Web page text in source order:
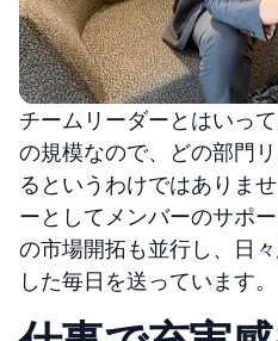
チームリーダーとはいっ
の規模なので、どの部門
るというわけではありま
ーとしてメンバーのサポ
の市場開拓も並行し、日
した毎日を送っています。